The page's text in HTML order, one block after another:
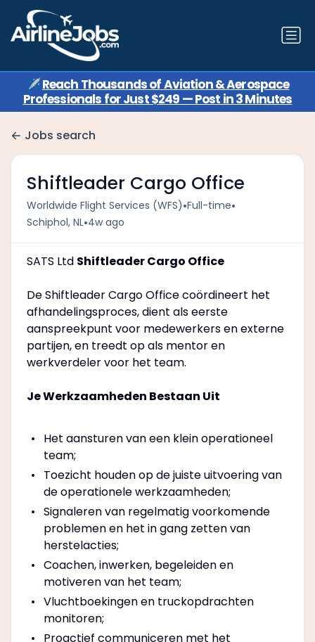
✈️Reach Thousands of Aviation & Aerospace
Professionals for Just $249 — Post in 3 Minutes
Jobs search
Shiftleader Cargo Office
Worldwide Flight Services (WFS)•Full-time•
Schiphol, NL•4w ago
SATS Ltd Shiftleader Cargo Office
De Shiftleader Cargo Office coördineert het
afhandelingsproces, dient als eerste
aanspreekpunt voor medewerkers en externe
partijen, en treedt op als mentor en
werkverdeler voor het team.
Je Werkzaamheden Bestaan Uit
Het aansturen van een klein operationeel
team;
Toezicht houden op de juiste uitvoering van
de operationele werkzaamheden;
Signaleren van regelmatig voorkomende
problemen en het in gang zetten van
herstelacties;
Coachen, inwerken, begeleiden en
motiveren van het team;
Vluchtboekingen en truckopdrachten
monitoren;
Proactief communiceren met het